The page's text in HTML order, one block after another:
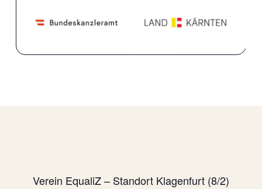
Verein EqualiZ – Standort Klagenfurt (8/2)